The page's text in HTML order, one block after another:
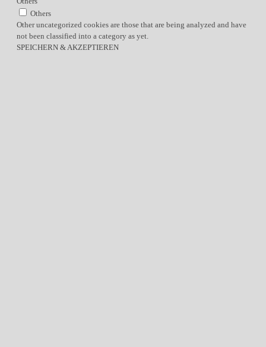
Others
Other uncategorized cookies are those that are being analyzed and have
not been classified into a category as yet.
SPEICHERN & AKZEPTIEREN